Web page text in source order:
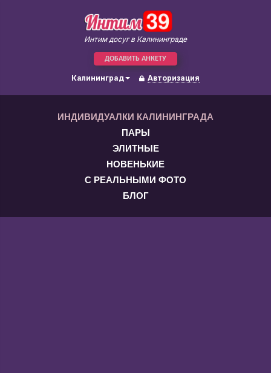
Интим досуг в Калининграде
ДОБАВИТЬ АНКЕТУ
Калининград Авторизация
ИНДИВИДУАЛКИ КАЛИНИНГРАДА
ПАРЫ
ЭЛИТНЫЕ
НОВЕНЬКИЕ
С РЕАЛЬНЫМИ ФОТО
БЛОГ